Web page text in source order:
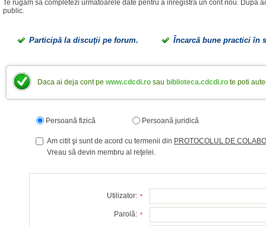
public.
Participă la discuţii pe forum. Încarcă bune practici în
Daca ai deja cont pe www.cdcdi.ro sau biblioteca.cdcdi.ro te poti
Persoană fizică Persoană juridică
Am citit şi sunt de acord cu termenii din PROTOCOLUL DE
Vreau să devin membru al reţelei.
Utilizator: *
Parolă: *